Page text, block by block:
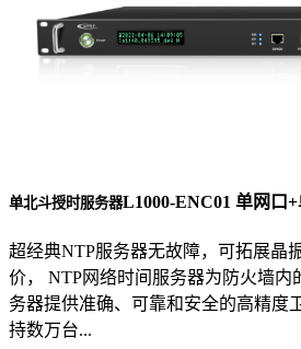
单北斗授时服务器L1000-ENC01 单网口
超经典NTP服务器无故障，可拓展晶
价， NTP网络时间服务器为防火墙内
务器提供准确、可靠和安全的高精度
持数万台...